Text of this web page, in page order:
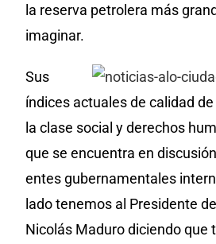
la reserva petrolera más
imaginar.
Sus
índices actuales de calidad
la clase social y derechos
que se encuentra en
entes gubernamentales
lado tenemos al Presidente
Nicolás Maduro diciendo que